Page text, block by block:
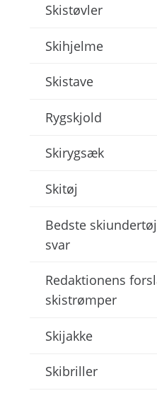
Skistøvler
Skihjelme
Skistave
Rygskjold
Skirygsæk
Skitøj
Bedste
svar
Redaktionens
skistrømper
Skijakke
Skibriller